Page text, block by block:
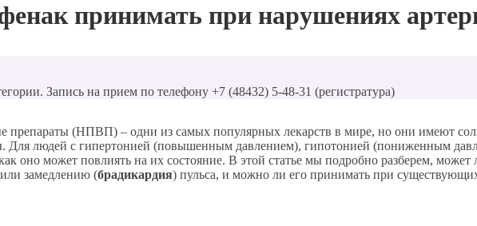
принимать при нарушениях
Запись на прием по телефону +7 (48432) 5-48-31 (регистратура)
препараты (НПВП) – одни из самых популярных лекарств в мире, но они имеют
Для людей с гипертонией (повышенным давлением), гипотонией (пониженным
оно может повлиять на их состояние. В этой статье мы подробно разберем, может
замедлению (брадикардия) пульса, и можно ли его принимать при